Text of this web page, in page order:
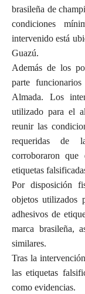
brasileña de
condiciones
intervenido está
Guazú.
Además de los
parte
Almada. Los
utilizado para el
reunir las
requeridas de
corroboraron que
etiquetas
Por disposición
objetos utilizados
adhesivos de
marca brasileña,
similares.
Tras la
las etiquetas
como evidencias.